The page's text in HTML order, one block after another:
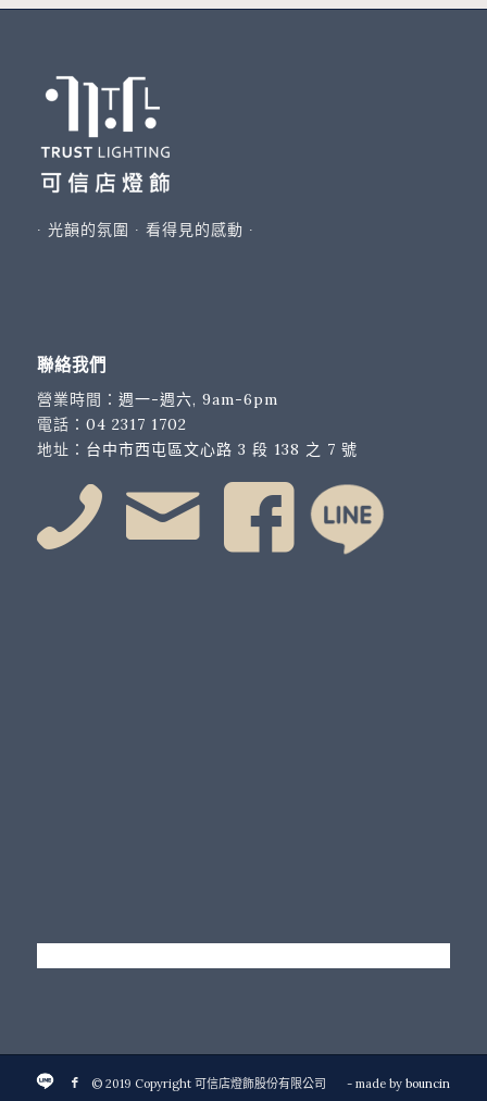
∙ 光韻的氛圍 ∙ 看得見的感動 ∙
聯絡我們
營業時間： 週一-週六, 9am-6pm
電話： 04 2317 1702
地址： 台中市西屯區文心路 3 段 138 之 7 號
© 2019 Copyright 可信店燈飾股份有限公司 - made bybouncin